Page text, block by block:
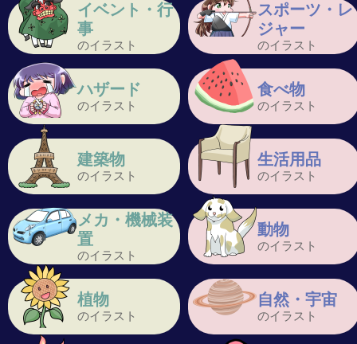
イベント・行
事
のイラスト
スポーツ・レ
ジャー
のイラスト
ハザード
のイラスト
食べ物
のイラスト
建築物
のイラスト
生活用品
のイラスト
メカ・機械装
置
のイラスト
動物
のイラスト
植物
のイラスト
自然・宇宙
のイラスト